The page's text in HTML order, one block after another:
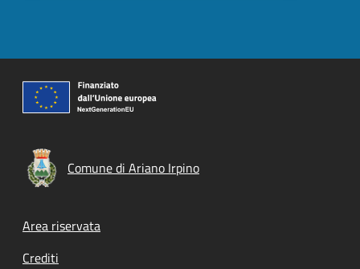
Comune di Ariano Irpino
Footer menu
Area riservata
Crediti